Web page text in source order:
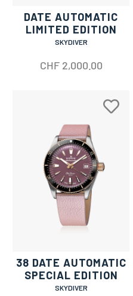
DATE AUTOMATIC
LIMITED EDITION
SKYDIVER
CHF2,000.00
38 DATE AUTOMATIC
SPECIAL EDITION
SKYDIVER